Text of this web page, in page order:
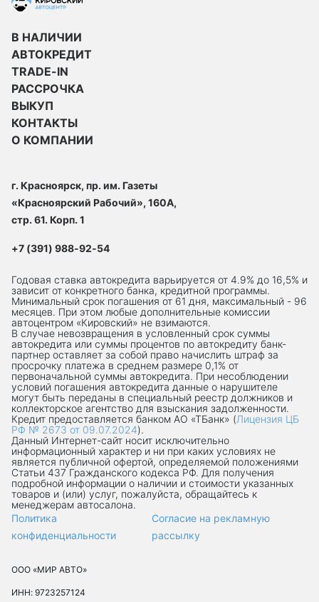
В НАЛИЧИИ
АВТОКРЕДИТ
TRADE-IN
РАССРОЧКА
ВЫКУП
КОНТАКТЫ
О КОМПАНИИ
г. Красноярск, пр. им. Газеты
«Красноярский Рабочий», 160А,
стр. 61. Корп. 1
+7 (391) 988-92-54
Годовая ставка автокредита варьируется от 4.9% до 16,5% и
зависит от конкретного банка, кредитной программы.
Минимальный срок погашения от 61 дня, максимальный - 96
месяцев. При этом любые дополнительные комиссии
автоцентром «Кировский» не взимаются.
В случае невозвращения в условленный срок суммы
автокредита или суммы процентов по автокредиту банк-
партнер оставляет за собой право начислить штраф за
просрочку платежа в среднем размере 0,1% от
первоначальной суммы автокредита. При несоблюдении
условий погашения автокредита данные о нарушителе
могут быть переданы в специальный реестр должников и
коллекторское агентство для взыскания задолженности.
Кредит предоставляется банком АО «ТБанк» (Лицензия ЦБ
РФ № 2673 от 09.07.2024).
Данный Интернет-сaйт носит исключительно
информационный характер и ни при каких условиях не
является публичной офертой, определяемой положениями
Статьи 437 Гражданского кодекса РФ. Для получения
подробной информации о наличии и стоимости указанных
товаров и (или) услуг, пожалуйста, обращайтесь к
менеджерам автосалона.
Политика
конфиденциальности
Согласие на рекламную
рассылку
ООО «МИР АВТО»
ИНН: 9723257124